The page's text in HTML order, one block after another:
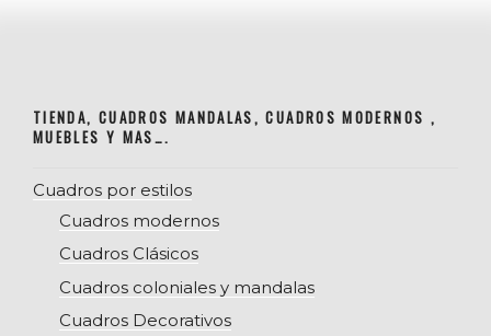
TIENDA, CUADROS MANDALAS, CUADROS MODERNOS ,
MUEBLES Y MAS….
Cuadros por estilos
Cuadros modernos
Cuadros Clásicos
Cuadros coloniales y mandalas
Cuadros Decorativos